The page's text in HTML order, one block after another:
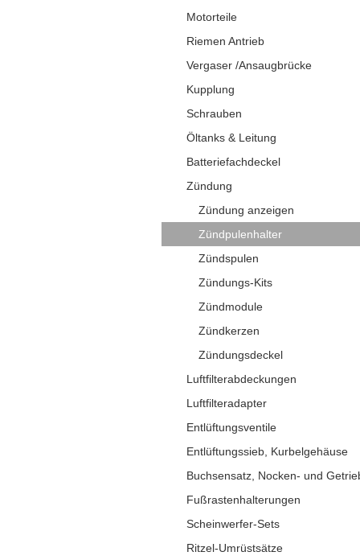
Motorteile
Riemen Antrieb
Vergaser /Ansaugbrücke
Kupplung
Schrauben
Öltanks & Leitung
Batteriefachdeckel
Zündung
Zündung anzeigen
Zündpulenhalter
Zündspulen
Zündungs-Kits
Zündmodule
Zündkerzen
Zündungsdeckel
Luftfilterabdeckungen
Luftfilteradapter
Entlüftungsventile
Entlüftungssieb, Kurbelgehäuse
Buchsensatz, Nocken- und
Fußrastenhalterungen
Scheinwerfer-Sets
Ritzel-Umrüstsätze